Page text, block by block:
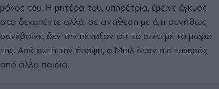
μόνος του. Η μητέρα του, υπηρέτρια, έμεινε έγκυος
στα δεκαπέντε αλλά, σε αντίθεση με ό,τι συνήθως
συνέβαινε, δεν την πέταξαν απ’ το σπίτι με το μωρό
της. Από αυτή την άποψη, ο Μπιλ ήταν πιο τυχερός
από άλλα παιδιά.